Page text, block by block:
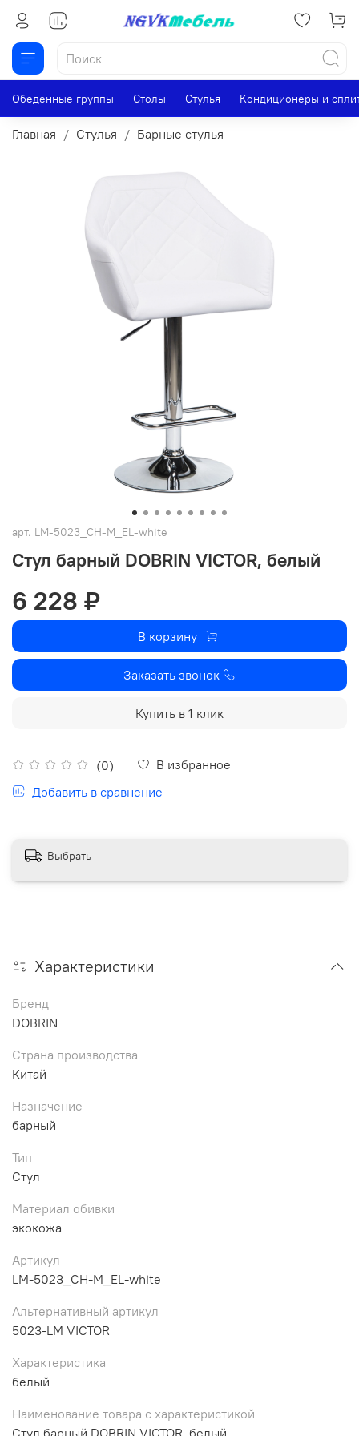
Обеденные группы Столы Стулья Кондиционеры и
Главная Стулья Барные стулья
арт. LM-5023_CH-M_EL-white
Стул барный DOBRIN VICTOR, белый
(0)
В избранное
Добавить в сравнение
6 228 ₽
В корзину
Заказать звонок
Купить в 1 клик
Выбрать
Характеристики
Бренд
DOBRIN
Страна производства
Китай
Назначение
барный
Тип
Стул
Материал обивки
экокожа
Артикул
LM-5023_CH-M_EL-white
Альтернативный артикул
5023-LM VICTOR
Характеристика
белый
Наименование товара с характеристикой
Стул барный DOBRIN VICTOR, белый